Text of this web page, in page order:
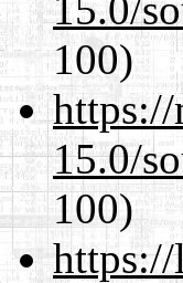
100)
https://
15.0/
100)